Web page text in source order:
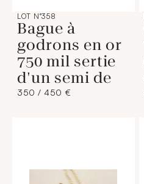
LOT N°358
Bague à
godrons en or
750 mil sertie
d'un semi de
350 / 450 €